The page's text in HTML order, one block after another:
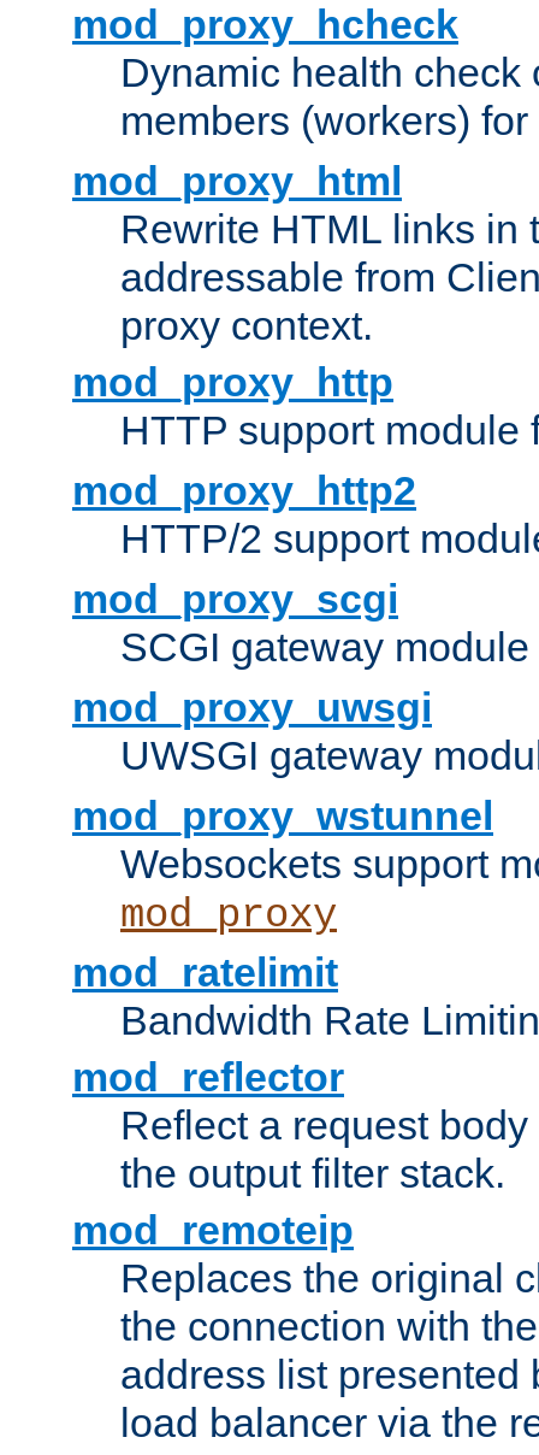
mod_proxy_hcheck
Dynamic health check
members (workers) for
mod_proxy_html
Rewrite HTML links in
addressable from
proxy context.
mod_proxy_http
HTTP support module
mod_proxy_http2
HTTP/2 support
mod_proxy_scgi
SCGI gateway
mod_proxy_uwsgi
UWSGI gateway
mod_proxy_wstunnel
Websockets support
mod_proxy
mod_ratelimit
Bandwidth Rate
mod_reflector
Reflect a request
the output filter stack.
mod_remoteip
Replaces the original
the connection with
address list presented
load balancer via the